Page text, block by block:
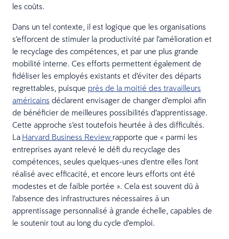
les coûts.
Dans un tel contexte, il est logique que les organisations
s’efforcent de stimuler la productivité par l’amélioration et
le recyclage des compétences, et par une plus grande
mobilité interne. Ces efforts permettent également de
fidéliser les employés existants et d’éviter des départs
regrettables, puisque près de la moitié des travailleurs
américains déclarent envisager de changer d’emploi afin
de bénéficier de meilleures possibilités d’apprentissage.
Cette approche s’est toutefois heurtée à des difficultés.
La Harvard Business Review rapporte que « parmi les
entreprises ayant relevé le défi du recyclage des
compétences, seules quelques-unes d’entre elles l’ont
réalisé avec efficacité, et encore leurs efforts ont été
modestes et de faible portée ». Cela est souvent dû à
l’absence des infrastructures nécessaires à un
apprentissage personnalisé à grande échelle, capables de
le soutenir tout au long du cycle d’emploi.